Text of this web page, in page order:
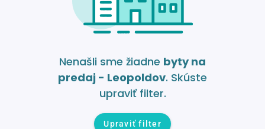
Nenašli sme žiadne byty na
predaj - Leopoldov. Skúste
upraviť filter.
Upraviť filter